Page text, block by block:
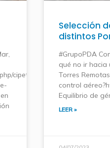
cipetur/eventos/item/6193-
Selección
distintos
#GrupoPDA
qué no ir hacia
Torres
control
Equilibrio de
LEER »